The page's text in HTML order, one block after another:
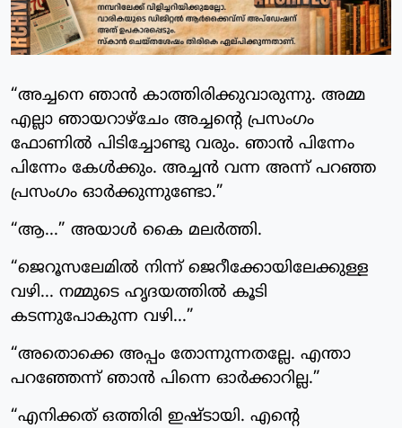
“അച്ചനെ ഞാൻ കാത്തിരിക്കുവാരുന്നു. അമ്മ
എല്ലാ ഞായറാഴ്ചേം അച്ചന്റെ പ്രസംഗം
ഫോണിൽ പിടിച്ചോണ്ടു വരും. ഞാൻ പിന്നേം
പിന്നേം കേൾക്കും. അച്ചൻ വന്ന അന്ന് പറഞ്ഞ
പ്രസംഗം ഓർക്കുന്നുണ്ടോ.”
“ആ...” അയാൾ കൈ മലർത്തി.
“ജെറൂസലേമിൽ നിന്ന് ജെറീക്കോയിലേക്കുള്ള
വഴി... നമ്മുടെ ഹൃദയത്തിൽ കൂടി
കടന്നുപോകുന്ന വഴി...”
“അതൊക്കെ അപ്പം തോന്നുന്നതല്ലേ. എന്താ
പറഞ്ഞേന്ന് ഞാൻ പിന്നെ ഓർക്കാറില്ല.”
“എനിക്കത് ഒത്തിരി ഇഷ്ടായി. എന്റെ